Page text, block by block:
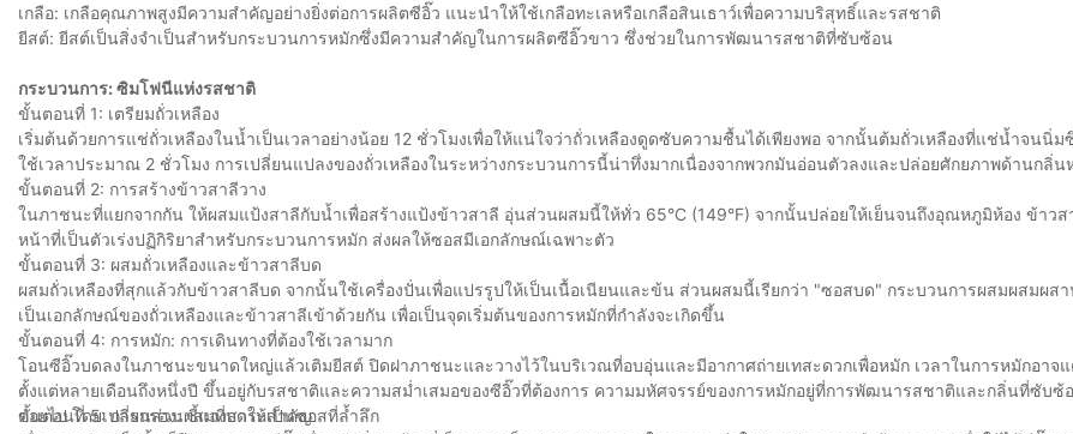
เกลือ: เกลือคุณภาพสูงมีความสำคัญอย่างยิ่งต่อการผลิตซีอิ๊ว แนะนำให้ใช้เกลือทะเลหรือเกลือสินเธาว์เพื่อความบริสุทธิ์และรสชาติ
ยีสต์: ยีสต์เป็นสิ่งจำเป็นสำหรับกระบวนการหมักซึ่งมีความสำคัญในการผลิตซีอิ๊วขาว ซึ่งช่วยในการพัฒนารสชาติที่ซับซ้อน
กระบวนการ: ซิมโฟนีแห่งรสชาติ
ขั้นตอนที่ 1: เตรียมถั่วเหลือง
เริ่มต้นด้วยการแช่ถั่วเหลืองในน้ำเป็นเวลาอย่างน้อย 12 ชั่วโมงเพื่อให้แน่ใจว่าถั่วเหลืองดูดซับความชื้นได้เพียงพอ จากนั้นต้มถั่วเหลืองที่แช่น้ำจนนิ่ม
ใช้เวลาประมาณ 2 ชั่วโมง การเปลี่ยนแปลงของถั่วเหลืองในระหว่างกระบวนการนี้น่าทึ่งมากเนื่องจากพวกมันอ่อนตัวลงและปล่อยศักยภาพด้านกลิ่น
ขั้นตอนที่ 2: การสร้างข้าวสาลีวาง
ในภาชนะที่แยกจากกัน ให้ผสมแป้งสาลีกับน้ำเพื่อสร้างแป้งข้าวสาลี อุ่นส่วนผสมนี้ให้ทั่ว 65°C (149°F) จากนั้นปล่อยให้เย็นจนถึงอุณหภูมิห้อง ข้าวส
หน้าที่เป็นตัวเร่งปฏิกิริยาสำหรับกระบวนการหมัก ส่งผลให้ซอสมีเอกลักษณ์เฉพาะตัว
ขั้นตอนที่ 3: ผสมถั่วเหลืองและข้าวสาลีบด
ผสมถั่วเหลืองที่สุกแล้วกับข้าวสาลีบด จากนั้นใช้เครื่องปั่นเพื่อแปรรูปให้เป็นเนื้อเนียนและข้น ส่วนผสมนี้เรียกว่า "ซอสบด" กระบวนการผสมผสมผ
เป็นเอกลักษณ์ของถั่วเหลืองและข้าวสาลีเข้าด้วยกัน เพื่อเป็นจุดเริ่มต้นของการหมักที่กำลังจะเกิดขึ้น
ขั้นตอนที่ 4: การหมัก: การเดินทางที่ต้องใช้เวลามาก
โอนซีอิ๊วบดลงในภาชนะขนาดใหญ่แล้วเติมยีสต์ ปิดฝาภาชนะและวางไว้ในบริเวณที่อบอุ่นและมีอากาศถ่ายเทสะดวกเพื่อหมัก เวลาในการหมักอาจ
ตั้งแต่หลายเดือนถึงหนึ่งปี ขึ้นอยู่กับรสชาติและความสม่ำเสมอของซีอิ๊วที่ต้องการ ความมหัศจรรย์ของการหมักอยู่ที่การพัฒนารสชาติและกลิ่นที่ซับซ้
ค่อยไป โดยเปลี่ยนส่วนผสมที่บดให้เป็นซอสที่ล้ำลึก
ขั้นตอนที่ 5: การกรอง: ชี้แจงสาระสำคัญ